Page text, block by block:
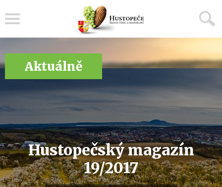
Aktuálně
Hustopečský magazín
19/2017